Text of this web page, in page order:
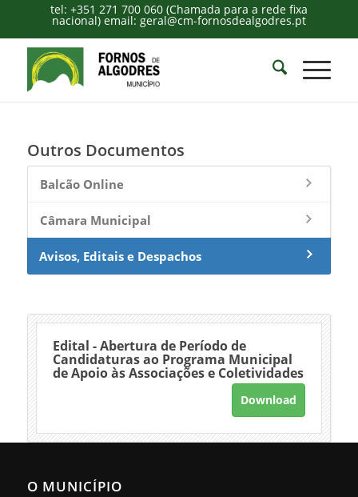
tel: +351 271 700 060 (Chamada para a rede fixa
nacional) email: geral@cm-fornosdealgodres.pt
Outros Documentos
Balcão Online
Câmara Municipal
Avisos, Editais e Despachos
Edital - Abertura de Período de
Candidaturas ao Programa Municipal
de Apoio às Associações e Coletividades
Download
O MUNICÍPIO